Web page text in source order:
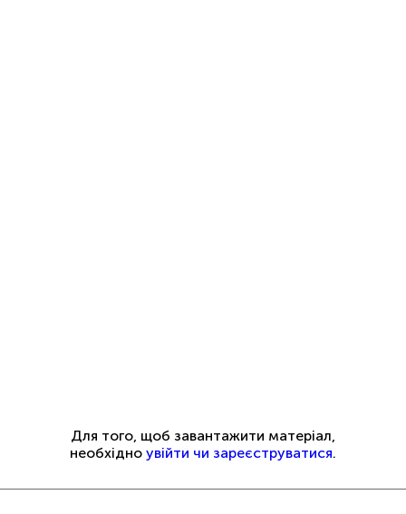
Для того, щоб завантажити матеріал,
необхідно увійти чи зареєструватися.